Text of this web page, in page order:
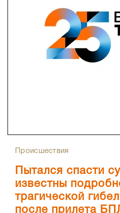
Происшествия
Пытался спасти
известны
трагической
после прилета